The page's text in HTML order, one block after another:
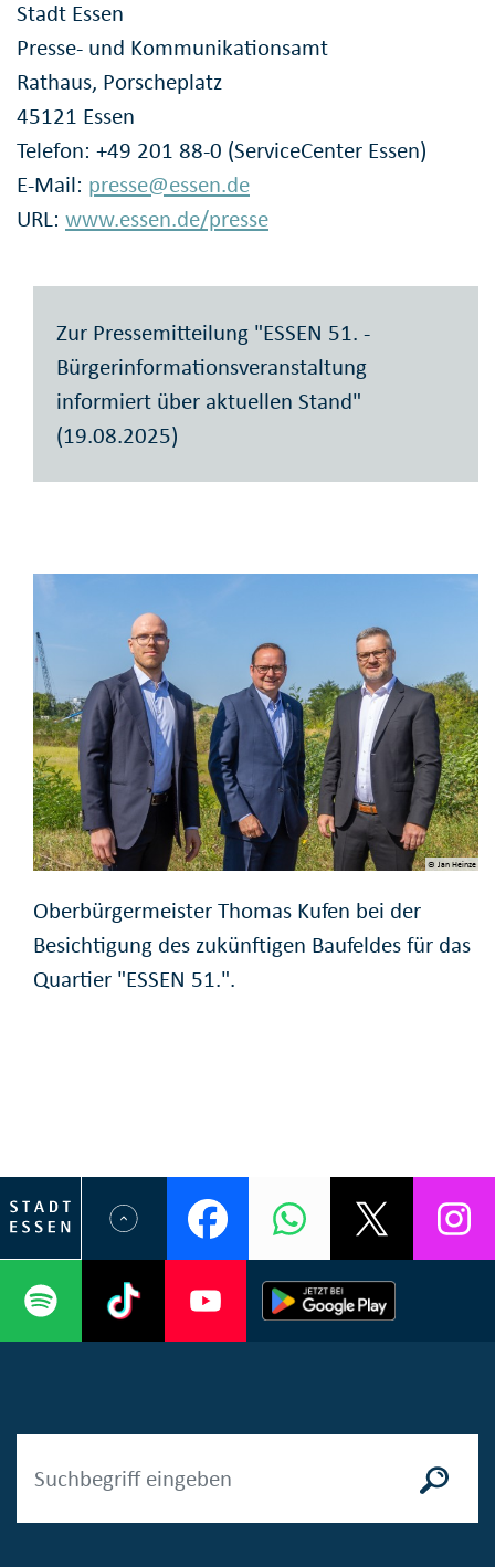
Stadt Essen
Presse- und Kommunikationsamt
Rathaus, Porscheplatz
45121 Essen
Telefon: +49 201 88-0 (ServiceCenter Essen)
E-Mail: presse@essen.de
URL: www.essen.de/presse
Zur Pressemitteilung "ESSEN 51. -
Bürgerinformationsveranstaltung
informiert über aktuellen Stand"
(19.08.2025)
© Jan Heinze
Oberbürgermeister Thomas Kufen bei der
Besichtigung des zukünftigen Baufeldes für das
Quartier "ESSEN 51.".